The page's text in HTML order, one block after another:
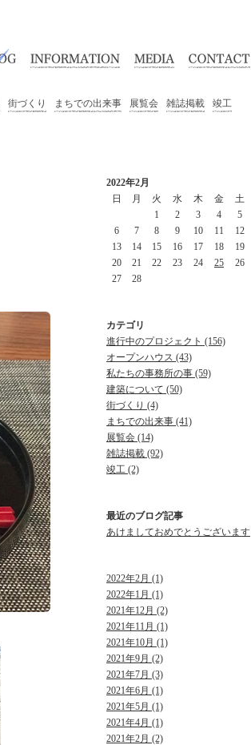
街づくり まちでの出来事 展覧会 雑誌掲載 竣工
2022年2月
日
月 火 水 木 金
土
1
2 3 4
5
6
7 8 9 10 11
12
13
14 15 16 17 18
19
20
21 22 23 24 25
26
27
28
カテゴリ
進行中のプロジェクト (156)
オープンハウス (43)
私たちの事務所の事 (59)
建築について (50)
街づくり (4)
まちでの出来事 (41)
展覧会 (14)
雑誌掲載 (92)
竣工 (2)
最近のブログ記事
あけましておめでとうございます
2022年2月 (1)
2022年1月 (1)
2021年12月 (2)
2021年11月 (1)
2021年10月 (1)
2021年9月 (2)
2021年7月 (3)
2021年6月 (1)
2021年5月 (1)
2021年4月 (1)
2021年2月 (2)